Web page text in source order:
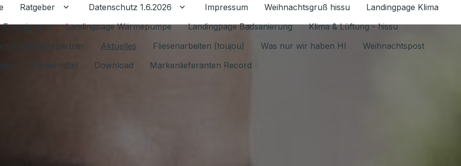
Ratgeber Untermenü für Ratgeber umschalten
Datenschutz 1.6.2026 Untermenü für Datenschutz 1.6.2026 umschalten
Impressum Weihnachtsgruß hissu
Landingpage Klima
Energie neu Landingpage Wärmepumpe Landingpage Badsanierung
Klima & Lüftung - hissu
Kompetenzpartner
Aktuelles Fliesenarbeiten (toujou) Was nur wir haben HI
Weihnachtspost
Fördermittel Download Markenlieferanten Record